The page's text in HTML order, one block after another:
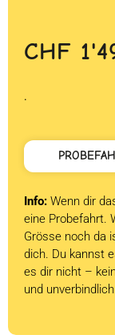
CHF
.
Info: Wenn dir
eine Probefahrt.
Grösse noch da
dich. Du kannst
es dir nicht –
und unverbindlich.